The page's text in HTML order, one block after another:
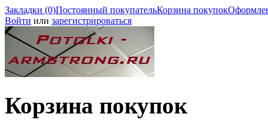
Закладки (0)Постоянный покупательКорзина покупок
Войти или зарегистрироваться
Корзина покупок